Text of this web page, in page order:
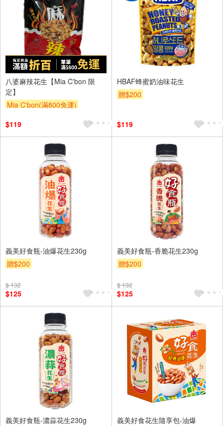
八婆麻辣花生【Mia C'bon 限
定】
Mia C'bon(滿800免運)
$119
HBAF蜂蜜奶油味花生
贈$200
$119
義美好食瓶-油爆花生230g
贈$200
$ 132
$125
義美好食瓶-香脆花生230g
贈$200
$ 132
$125
義美好食瓶-濃蒜花生230g
義美好食花生隨享包-油爆